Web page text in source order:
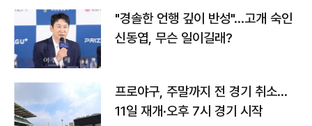
"경솔한 언행 깊이 반성"…고개 숙인
신동엽, 무슨 일이길래?
프로야구, 주말까지 전 경기 취소…
11일 재개·오후 7시 경기 시작